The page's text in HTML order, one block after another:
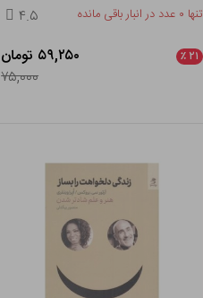
تنها ۰ عدد در انبار باقی مانده ۴.۵
۲۱ ٪
۵۹,۲۵۰ تومان
۷۵,۰۰۰